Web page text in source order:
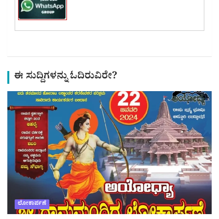
ಈ ಸುದ್ದಿಗಳನ್ನು ಓದಿರುವಿರೇ?
ಲೋಕಾರ್ಪಣೆ